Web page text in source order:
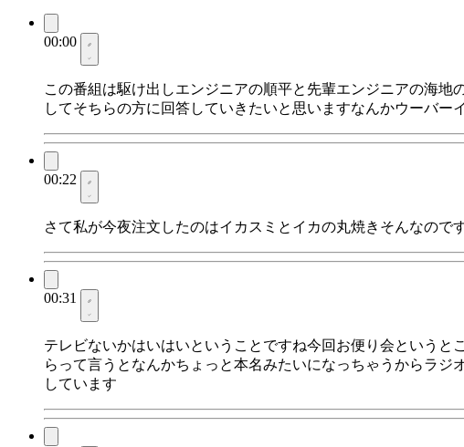
00:00
この番組は駆け出しエンジニアの順平と先輩エンジニアの海
してそちらの方に回答していきたいと思いますなんかウーバ
00:22
さて私が今夜注文したのはイカスミとイカの丸焼きそんなので
00:31
テレビないかはいはいということですね今回お便り会という
らって言うとなんかちょっと本名みたいになっちゃうからラ
しています